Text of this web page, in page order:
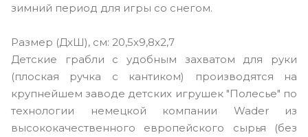
зимний период для игры со снегом.
Размер (ДхШ), см: 20,5х9,8х2,7
Детские грабли с удобным захватом для руки
(плоская ручка с кантиком) производятся на
крупнейшем заводе детских игрушек "Полесье" по
технологии немецкой компании Wader из
высококачественного европейского сырья (без